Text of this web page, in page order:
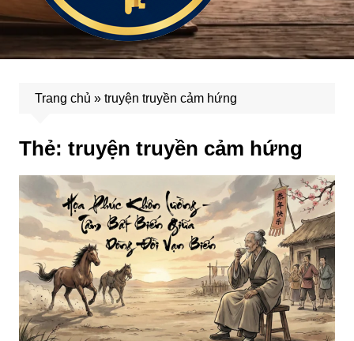
Trang chủ » truyện truyền cảm hứng
Thẻ: truyện truyền cảm hứng